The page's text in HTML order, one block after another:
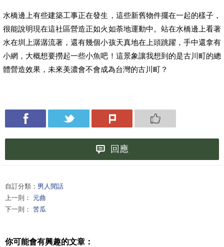
水橋邊上有些建築工事正在發生，這些新舊物件擺在一起的樣子，
很能說明現在這社區營造正如火如荼地運動中。站在水橋邊上看著
水在圳上潺潺流著，還有幾個小孩天真地在上頭跳躍，手中還拿有
小網，大概想要撈起一些小魚吧！這景象讓我想到的是古川町的總
體營造效果，未來美濃會不會成為台灣的古川町？
回應
自訂分類： 男人閒話
上一則： 元曲
下一則： 苦瓜
你可能會有興趣的文章：